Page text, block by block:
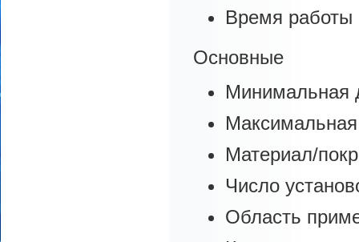
Время работы
Основные
Минимальная
Материал/
Число
Область